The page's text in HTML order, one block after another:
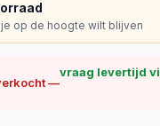
op de hoogte wilt blijven
—
vraag levertijd